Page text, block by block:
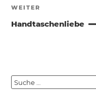
Nächster
Beitrag
WEITER
Handtaschenliebe
Suche